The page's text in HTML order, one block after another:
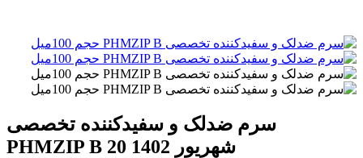
سرم ضدلک و سفیدکننده تخصصی
PHMZIP B 20 شهریور 1402